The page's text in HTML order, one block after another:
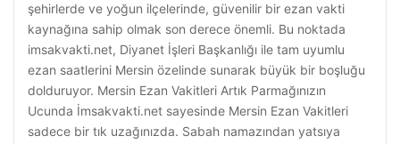
şehirlerde ve yoğun ilçelerinde, güvenilir bir ezan vakti
kaynağına sahip olmak son derece önemli. Bu noktada
imsakvakti.net, Diyanet İşleri Başkanlığı ile tam uyumlu
ezan saatlerini Mersin özelinde sunarak büyük bir boşluğu
dolduruyor. Mersin Ezan Vakitleri Artık Parmağınızın
Ucunda İmsakvakti.net sayesinde Mersin Ezan Vakitleri
sadece bir tık uzağınızda. Sabah namazından yatsıya